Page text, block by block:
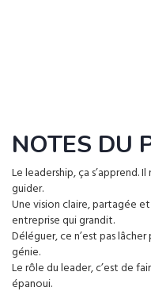
NOTES DU
Le leadership, ça s’apprend.
guider.
Une vision claire, partagée
entreprise qui grandit.
Déléguer, ce n’est pas
génie.
Le rôle du leader, c’est de
épanoui.